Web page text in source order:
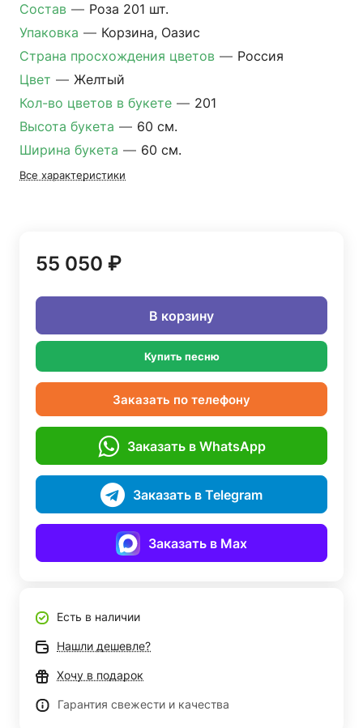
Состав — Роза 201 шт.
Упаковка — Корзина, Оазис
Страна просхождения цветов — Россия
Цвет — Желтый
Кол-во цветов в букете — 201
Высота букета — 60 см.
Ширина букета — 60 см.
Все характеристики
55 050 ₽
В корзину
Купить песню
Заказать по телефону
Заказать в WhatsApp
Заказать в Telegram
Заказать в Max
Есть в наличии
Нашли дешевле?
Хочу в подарок
Гарантия свежести и качества